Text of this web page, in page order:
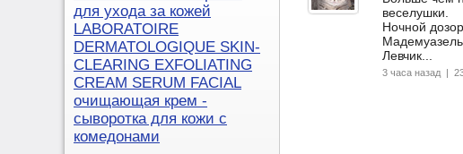
веселушки.
Ночной дозор
Левчик...
3 часа назад |
для ухода за кожей
LABORATOIRE
DERMATOLOGIQUE SKIN-
CLEARING EXFOLIATING
CREAM SERUM FACIAL
очищающая крем -
сыворотка для кожи с
комедонами